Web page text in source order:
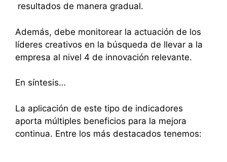
resultados de manera gradual.
Además, debe monitorear la actuación de los
líderes creativos en la búsqueda de llevar a la
empresa al nivel 4 de innovación relevante.
En síntesis…
La aplicación de este tipo de indicadores
aporta múltiples beneficios para la mejora
continua. Entre los más destacados tenemos: